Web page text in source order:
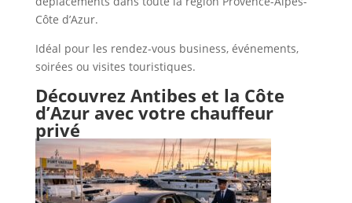
Côte d’Azur.
Idéal pour les rendez-vous business, événements,
soirées ou visites touristiques.
Découvrez Antibes et la Côte
d’Azur avec votre chauffeur
privé